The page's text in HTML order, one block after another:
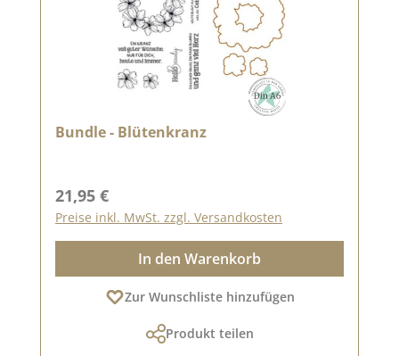
Bundle - Blütenkranz
Regulärer Preis:
21,95 €
Preise inkl. MwSt. zzgl. Versandkosten
In den Warenkorb
Zur Wunschliste hinzufügen
Produkt teilen